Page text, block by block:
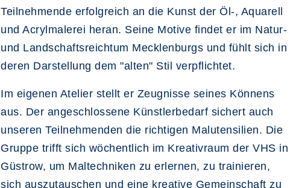
Teilnehmende erfolgreich an die Kunst der Öl-, Aquarell
und Acrylmalerei heran. Seine Motive findet er im Natur-
und Landschaftsreichtum Mecklenburgs und fühlt sich in
deren Darstellung dem "alten" Stil verpflichtet.
Im eigenen Atelier stellt er Zeugnisse seines Könnens
aus. Der angeschlossene Künstlerbedarf sichert auch
unseren Teilnehmenden die richtigen Malutensilien. Die
Gruppe trifft sich wöchentlich im Kreativraum der VHS in
Güstrow, um Maltechniken zu erlernen, zu trainieren,
sich auszutauschen und eine kreative Gemeinschaft zu